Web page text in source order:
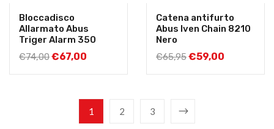
Bloccadisco
Allarmato Abus
Triger Alarm 350
€74,00€67,00
Catena antifurto
Abus Iven Chain 8210
Nero
€65,95€59,00
1 2 3